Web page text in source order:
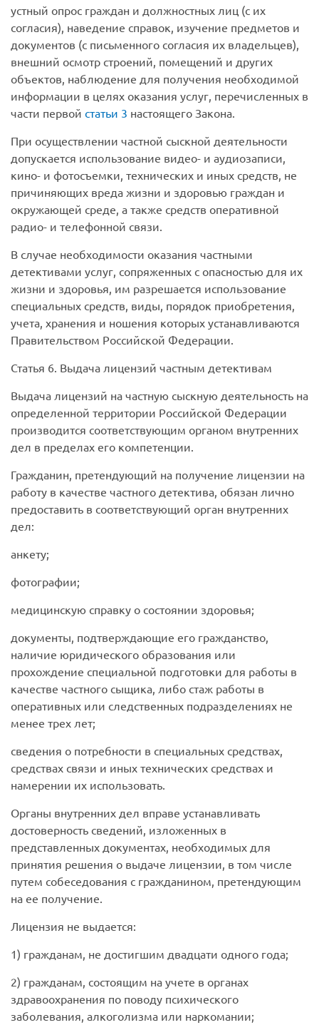
устный опрос граждан и должностных лиц (с их
согласия), наведение справок, изучение предметов и
документов (с письменного согласия их владельцев),
внешний осмотр строений, помещений и других
объектов, наблюдение для получения необходимой
информации в целях оказания услуг, перечисленных в
части первой статьи 3 настоящего Закона.
При осуществлении частной сыскной деятельности
допускается использование видео- и аудиозаписи,
кино- и фотосъемки, технических и иных средств, не
причиняющих вреда жизни и здоровью граждан и
окружающей среде, а также средств оперативной
радио- и телефонной связи.
В случае необходимости оказания частными
детективами услуг, сопряженных с опасностью для их
жизни и здоровья, им разрешается использование
специальных средств, виды, порядок приобретения,
учета, хранения и ношения которых устанавливаются
Правительством Российской Федерации.
Статья 6. Выдача лицензий частным детективам
Выдача лицензий на частную сыскную деятельность на
определенной территории Российской Федерации
производится соответствующим органом внутренних
дел в пределах его компетенции.
Гражданин, претендующий на получение лицензии на
работу в качестве частного детектива, обязан лично
предоставить в соответствующий орган внутренних
дел:
анкету;
фотографии;
медицинскую справку о состоянии здоровья;
документы, подтверждающие его гражданство,
наличие юридического образования или
прохождение специальной подготовки для работы в
качестве частного сыщика, либо стаж работы в
оперативных или следственных подразделениях не
менее трех лет;
сведения о потребности в специальных средствах,
средствах связи и иных технических средствах и
намерении их использовать.
Органы внутренних дел вправе устанавливать
достоверность сведений, изложенных в
представленных документах, необходимых для
принятия решения о выдаче лицензии, в том числе
путем собеседования с гражданином, претендующим
на ее получение.
Лицензия не выдается:
1) гражданам, не достигшим двадцати одного года;
2) гражданам, состоящим на учете в органах
здравоохранения по поводу психического
заболевания, алкоголизма или наркомании;